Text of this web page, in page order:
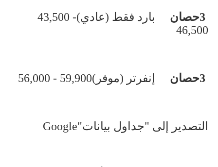
3حصان بارد فقط (عادي)43,500 -
46,500
3حصان إنفرتر (موفر)56,000 - 59,900
التصدير إلى "جداول بياناتGoogle"